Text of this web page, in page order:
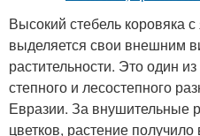
Высокий стебель коровяка
выделяется свои внешним
растительности. Это один
степного и лесостепного
Евразии. За внушительные
цветков, растение